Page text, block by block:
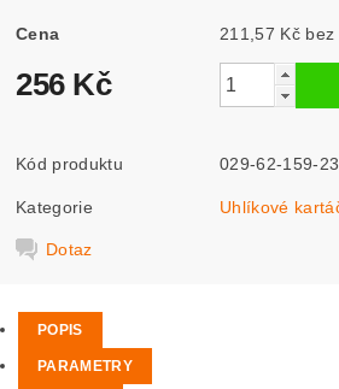
Cena 211,57
256 Kč
Kód produktu 029-62-159-
Kategorie Uhlíkové
Dotaz
POPIS
PARAMETRY